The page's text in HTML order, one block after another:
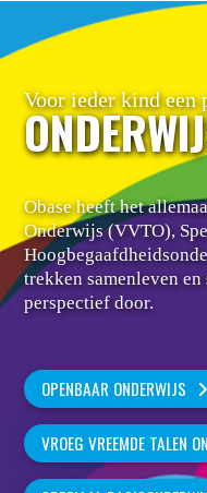
Voor ieder kind een
Obase heeft het
Onderwijs (VVTO),
trekken samenleven
perspectief door.
OPENBAAR ONDERWIJS
VROEG VREEMDE TALEN